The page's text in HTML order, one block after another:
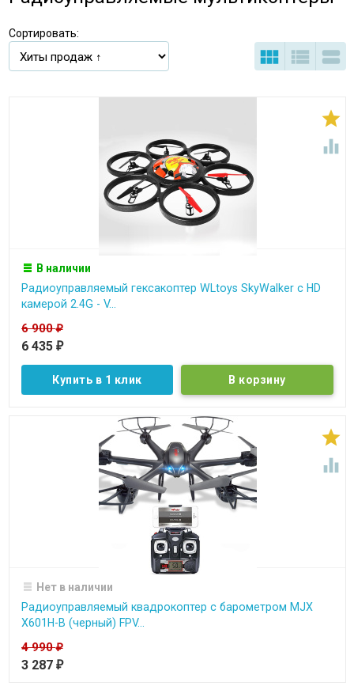
Сортировать:
  


В наличии
Радиоуправляемый гексакоптер WLtoys SkyWalker с HD
камерой 2.4G - V...
6 900₽
6 435 ₽
Купить в 1 клик


Нет в наличии
Радиоуправляемый квадрокоптер с барометром MJX
X601H-B (черный) FPV...
4 990₽
3 287 ₽